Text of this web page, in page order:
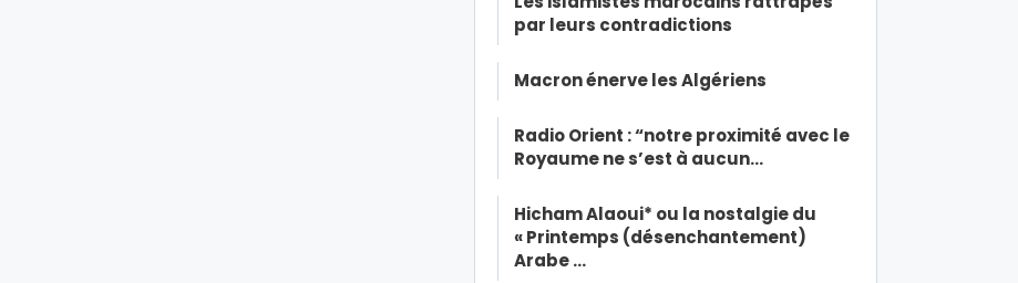
par leurs contradictions
Macron énerve les Algériens
Radio Orient : “notre proximité avec le
Royaume ne s’est à aucun…
Hicham Alaoui* ou la nostalgie du
« Printemps (désenchantement)
Arabe …